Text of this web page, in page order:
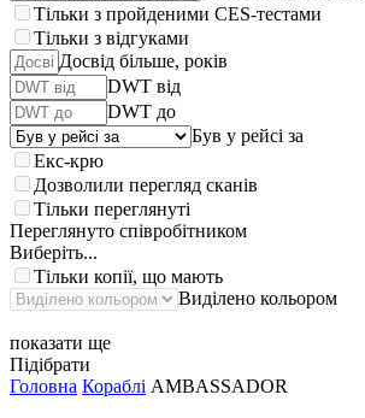
Тільки з пройденими CES-тестами
Тільки з відгуками
Досвід більше, років
DWT від
DWT до
Був у рейсі за
Екс-крю
Дозволили перегляд сканів
Тільки переглянуті
Переглянуто співробітником
Виберіть...
Тільки копії, що мають
Виділено кольором
показати ще
Підібрати
Головна Кораблі AMBASSADOR